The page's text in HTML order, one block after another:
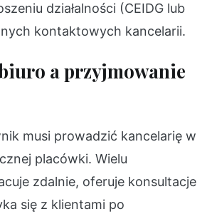
działalności (CEIDG lub
kontaktowych kancelarii.
a przyjmowanie
musi prowadzić kancelarię w
placówki. Wielu
zdalnie, oferuje konsultacje
się z klientami po